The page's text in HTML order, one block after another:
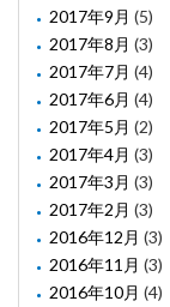
2017年9月 (5)
2017年8月 (3)
2017年7月 (4)
2017年6月 (4)
2017年5月 (2)
2017年4月 (3)
2017年3月 (3)
2017年2月 (3)
2016年12月 (3)
2016年11月 (3)
2016年10月 (4)